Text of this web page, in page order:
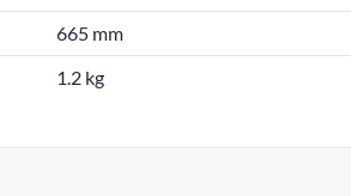
665 mm
1.2 kg